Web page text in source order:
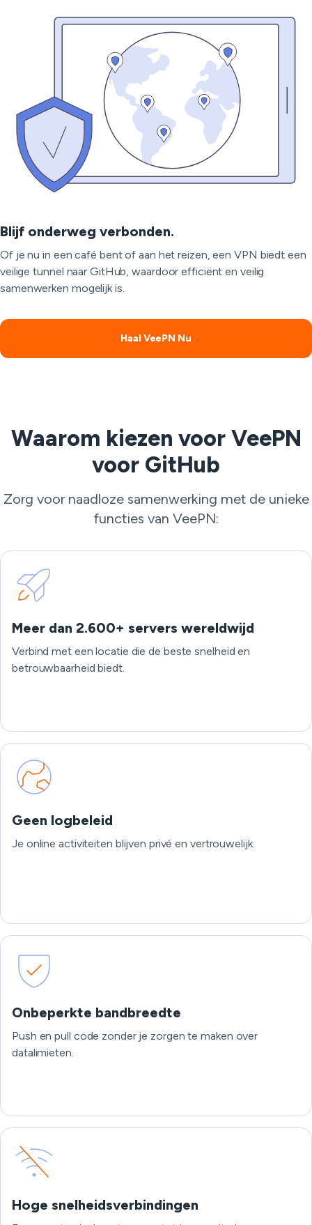
Blijf onderweg verbonden.
Of je nu in een café bent of aan het reizen, een VPN biedt een
veilige tunnel naar GitHub, waardoor efficiënt en veilig
samenwerken mogelijk is.
Haal VeePN Nu
Waarom kiezen voor VeePN
voor GitHub
Zorg voor naadloze samenwerking met de unieke
functies van VeePN:
Meer dan 2.600+ servers wereldwijd
Verbind met een locatie die de beste snelheid en
betrouwbaarheid biedt.
Geen logbeleid
Je online activiteiten blijven privé en vertrouwelijk.
Onbeperkte bandbreedte
Push en pull code zonder je zorgen te maken over
datalimieten.
Hoge snelheidsverbindingen